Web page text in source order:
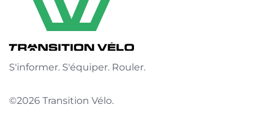
S'informer. S'équiper. Rouler.
©2026 Transition Vélo.